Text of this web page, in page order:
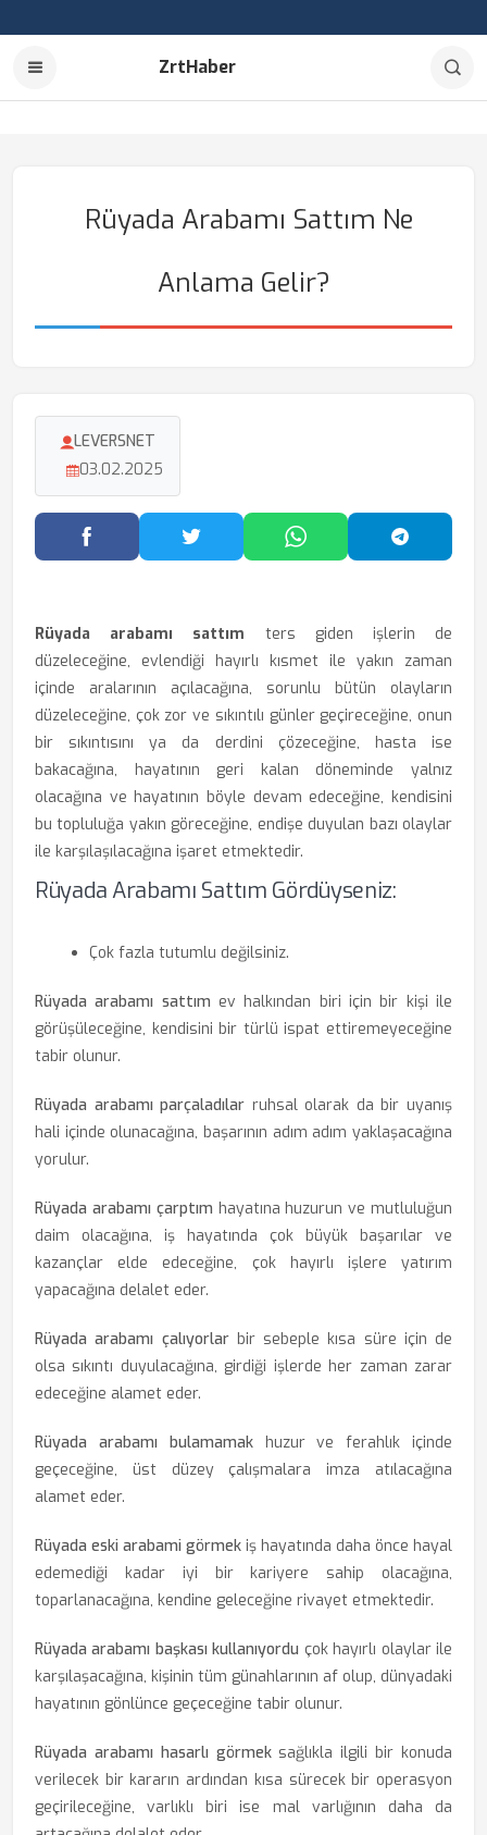
ZrtHaber
Rüyada Arabamı Sattım Ne
Anlama Gelir?
LEVERSNET
03.02.2025
Facebook'ta PaylaşTwitter'da PaylaşWhatsApp'ta Paylaş
Rüyada arabamı sattım ters giden işlerin de
düzeleceğine, evlendiği hayırlı kısmet ile yakın zaman
içinde aralarının açılacağına, sorunlu bütün olayların
düzeleceğine, çok zor ve sıkıntılı günler geçireceğine, onun
bir sıkıntısını ya da derdini çözeceğine, hasta ise
bakacağına, hayatının geri kalan döneminde yalnız
olacağına ve hayatının böyle devam edeceğine, kendisini
bu topluluğa yakın göreceğine, endişe duyulan bazı olaylar
ile karşılaşılacağına işaret etmektedir.
Rüyada Arabamı Sattım Gördüyseniz:
Çok fazla tutumlu değilsiniz.
Rüyada arabamı sattım ev halkından biri için bir kişi ile
görüşüleceğine, kendisini bir türlü ispat ettiremeyeceğine
tabir olunur.
Rüyada arabamı parçaladılar ruhsal olarak da bir uyanış
hali içinde olunacağına, başarının adım adım yaklaşacağına
yorulur.
Rüyada arabamı çarptım hayatına huzurun ve mutluluğun
daim olacağına, iş hayatında çok büyük başarılar ve
kazançlar elde edeceğine, çok hayırlı işlere yatırım
yapacağına delalet eder.
Rüyada arabamı çalıyorlarbir sebeple kısa süre için de
olsa sıkıntı duyulacağına, girdiği işlerde her zaman zarar
edeceğine alamet eder.
Rüyada arabamı bulamamakhuzur ve ferahlık içinde
geçeceğine, üst düzey çalışmalara imza atılacağına
alamet eder.
Rüyada eski arabami görmek iş hayatında daha önce hayal
edemediği kadar iyi bir kariyere sahip olacağına,
toparlanacağına, kendine geleceğine rivayet etmektedir.
Rüyada arabamı başkası kullanıyordu çok hayırlı olaylar ile
karşılaşacağına, kişinin tüm günahlarının af olup, dünyadaki
hayatının gönlünce geçeceğine tabir olunur.
Rüyada arabamı hasarlı görmeksağlıkla ilgili bir konuda
verilecek bir kararın ardından kısa sürecek bir operasyon
geçirileceğine, varlıklı biri ise mal varlığının daha da